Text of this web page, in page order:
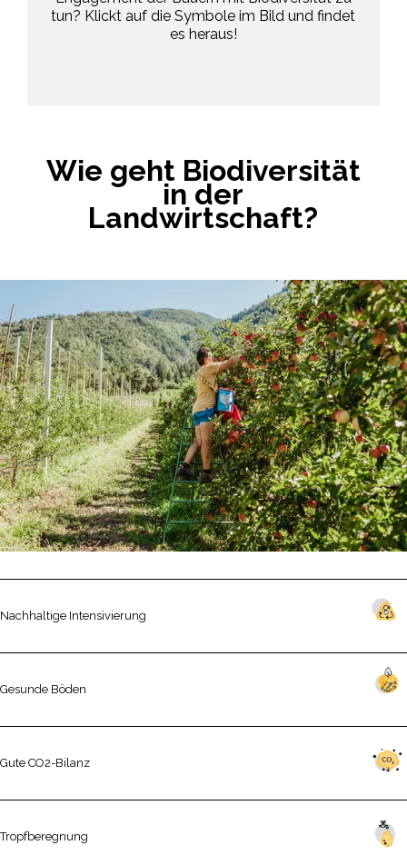
tun? Klickt auf die Symbole im Bild und findet
es heraus!
Wie geht Biodiversität
in der
Landwirtschaft?
Nachhaltige Intensivierung
Gesunde Böden
Gute CO2-Bilanz
Tropfberegnung